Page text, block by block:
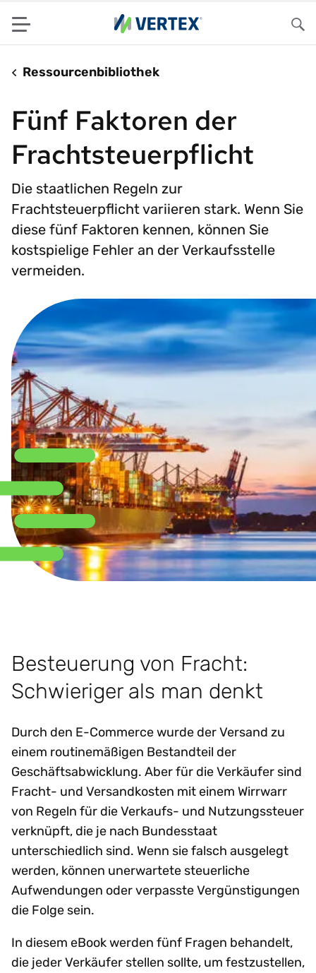
Menu
Ressourcenbibliothek
Fünf Faktoren der
Frachtsteuerpflicht
Die staatlichen Regeln zur
Frachtsteuerpflicht variieren stark. Wenn Sie
diese fünf Faktoren kennen, können Sie
kostspielige Fehler an der Verkaufsstelle
vermeiden.
Besteuerung von Fracht:
Schwieriger als man denkt
Durch den E-Commerce wurde der Versand zu
einem routinemäßigen Bestandteil der
Geschäftsabwicklung. Aber für die Verkäufer sind
Fracht- und Versandkosten mit einem Wirrwarr
von Regeln für die Verkaufs- und Nutzungssteuer
verknüpft, die je nach Bundesstaat
unterschiedlich sind. Wenn sie falsch ausgelegt
werden, können unerwartete steuerliche
Aufwendungen oder verpasste Vergünstigungen
die Folge sein.
In diesem eBook werden fünf Fragen behandelt,
die jeder Verkäufer stellen sollte, um festzustellen,